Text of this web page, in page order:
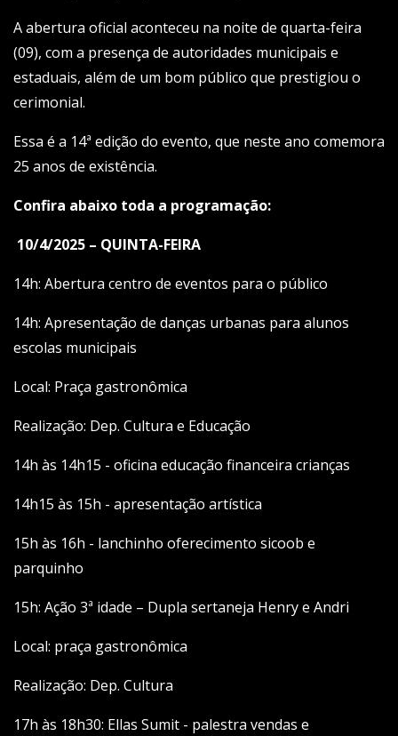
A abertura oficial aconteceu na noite de quarta-feira
(09), com a presença de autoridades municipais e
estaduais, além de um bom público que prestigiou o
cerimonial.
Essa é a 14ª edição do evento, que neste ano comemora
25 anos de existência.
Confira abaixo toda a programação:
10/4/2025 – QUINTA-FEIRA
14h: Abertura centro de eventos para o público
14h: Apresentação de danças urbanas para alunos
escolas municipais
Local: Praça gastronômica
Realização: Dep. Cultura e Educação
14h às 14h15 - oficina educação financeira crianças
14h15 às 15h - apresentação artística
15h às 16h - lanchinho oferecimento sicoob e
parquinho
15h: Ação 3ª idade – Dupla sertaneja Henry e Andri
Local: praça gastronômica
Realização: Dep. Cultura
17h às 18h30: Ellas Sumit - palestra vendas e